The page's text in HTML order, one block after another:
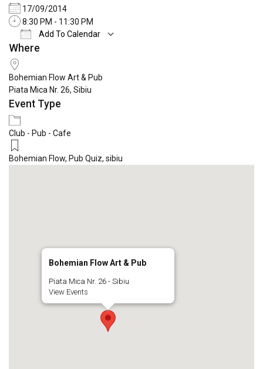
17/09/2014
8:30 PM - 11:30 PM
Add To Calendar
Download ICS
Where
Bohemian Flow Art & Pub
Piata Mica Nr. 26, Sibiu
Event Type
Club - Pub - Cafe
Bohemian Flow, Pub Quiz, sibiu
Bohemian Flow Art & Pub
Piata Mica Nr. 26 - Sibiu
View Events